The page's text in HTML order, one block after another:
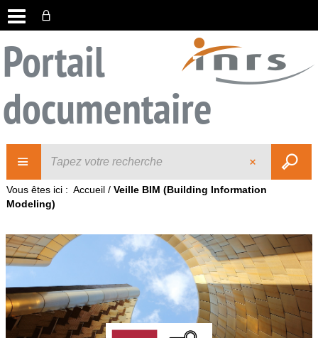
Portail
documentaire
Vous êtes ici : Accueil / Veille BIM (Building Information
Modeling)